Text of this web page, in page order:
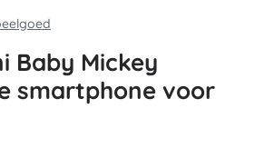
Baby Mickey
smartphone voor